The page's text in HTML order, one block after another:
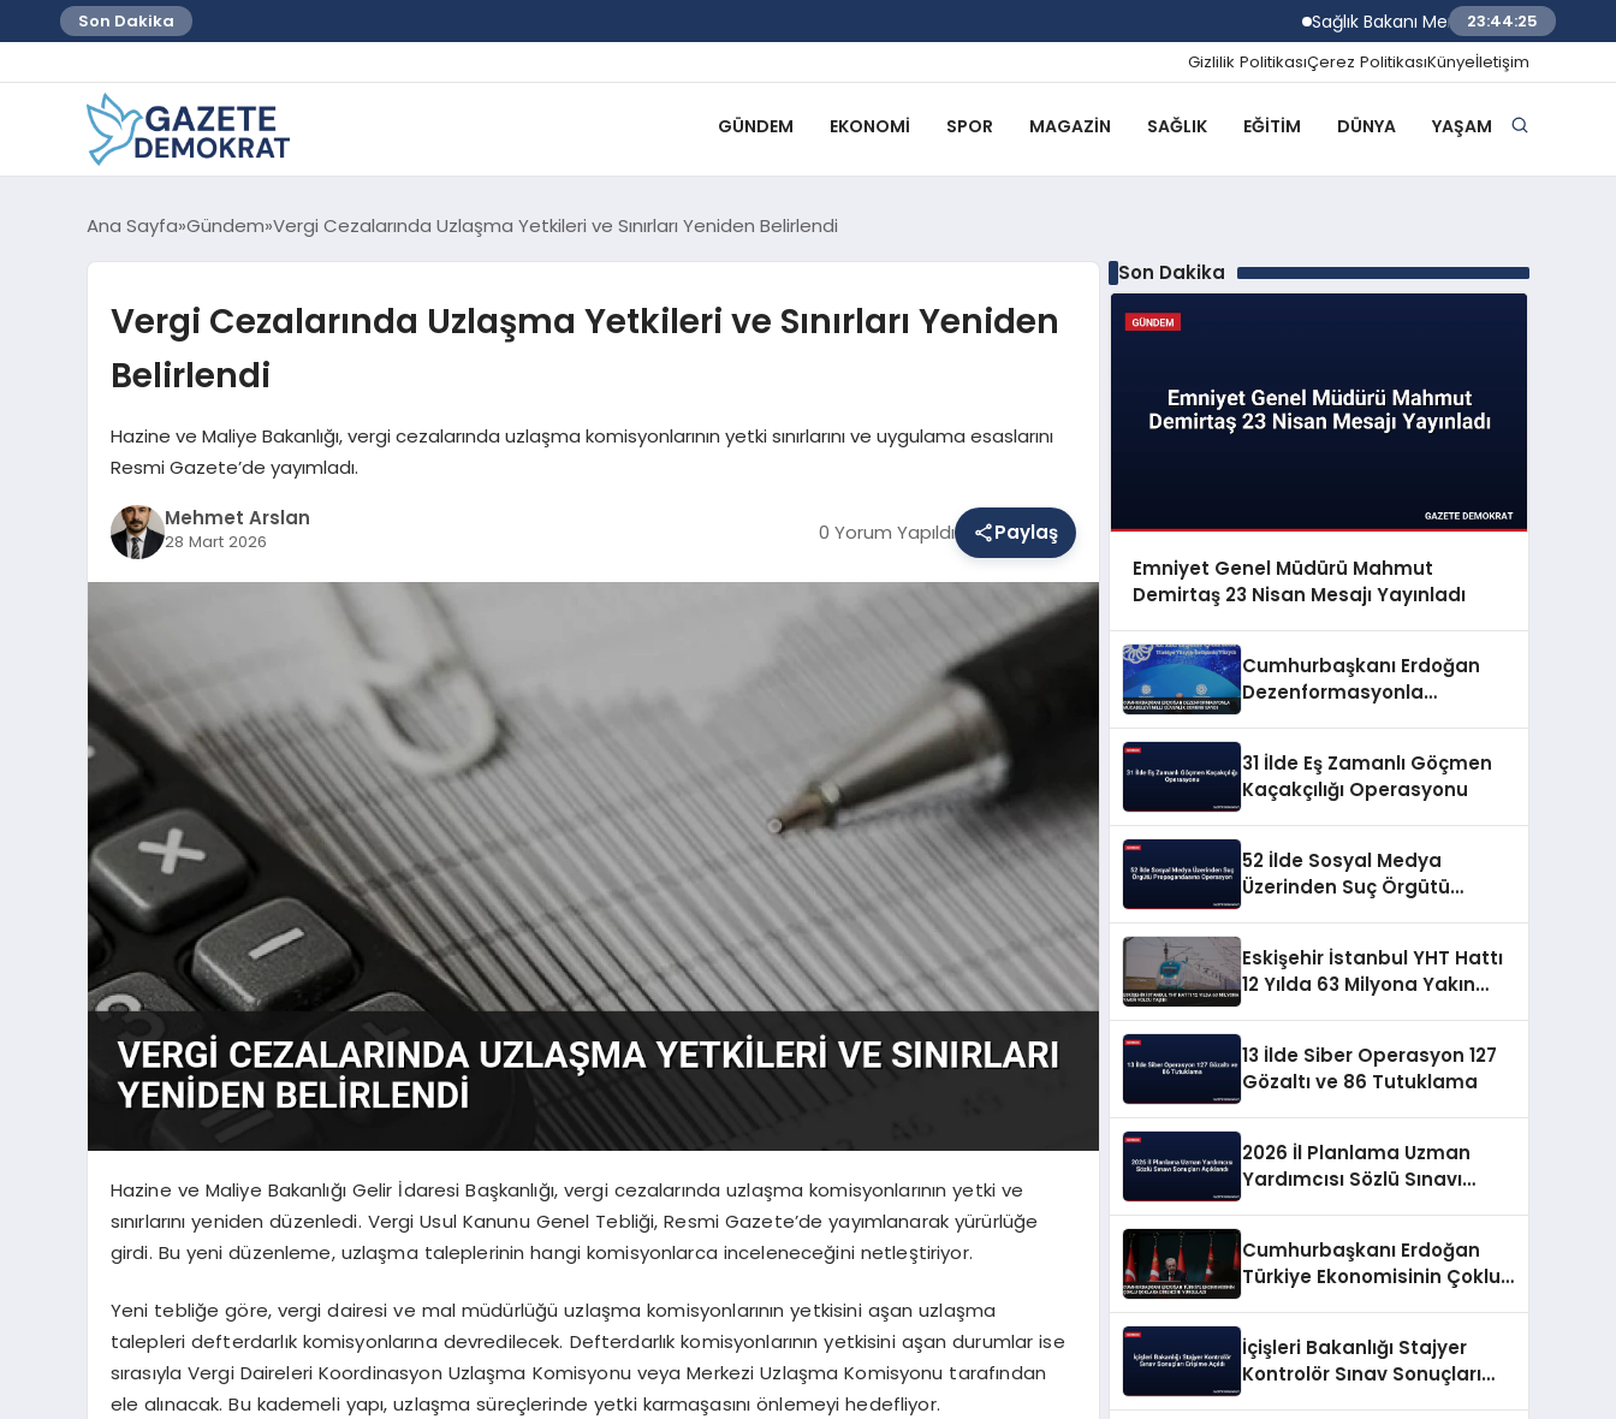
Son Dakika Sağlık Bakanı Memişoğlu İzmir Biyotıp
23:44:26
Gizlilik PolitikasıÇerez PolitikasıKünyeİletişim
GÜNDEM EKONOMI SPOR MAGAZIN SAĞLIK EĞITIM DÜNYA YAŞAM
Ana Sayfa Gündem Vergi Cezalarında Uzlaşma Yetkileri ve Sınırları Yeniden Belirlendi
Vergi Cezalarında Uzlaşma Yetkileri ve Sınırları Yeniden
Belirlendi
Hazine ve Maliye Bakanlığı, vergi cezalarında uzlaşma komisyonlarının yetki sınırlarını ve uygulama esaslarını
Resmi Gazete’de yayımladı.
Mehmet Arslan
28 Mart 2026 0 Yorum Yapıldı Paylaş
Hazine ve Maliye Bakanlığı Gelir İdaresi Başkanlığı, vergi cezalarında uzlaşma komisyonlarının yetki ve
sınırlarını yeniden düzenledi. Vergi Usul Kanunu Genel Tebliği, Resmi Gazete’de yayımlanarak yürürlüğe
girdi. Bu yeni düzenleme, uzlaşma taleplerinin hangi komisyonlarca inceleneceğini netleştiriyor.
Yeni tebliğe göre, vergi dairesi ve mal müdürlüğü uzlaşma komisyonlarının yetkisini aşan uzlaşma
talepleri defterdarlık komisyonlarına devredilecek. Defterdarlık komisyonlarının yetkisini aşan durumlar ise
sırasıyla Vergi Daireleri Koordinasyon Uzlaşma Komisyonu veya Merkezi Uzlaşma Komisyonu tarafından
ele alınacak. Bu kademeli yapı, uzlaşma süreçlerinde yetki karmaşasını önlemeyi hedefliyor.
Son Dakika
Emniyet Genel Müdürü Mahmut
Demirtaş 23 Nisan Mesajı Yayınladı
Cumhurbaşkanı Erdoğan
Dezenformasyonla
31 İlde Eş Zamanlı Göçmen
Kaçakçılığı Operasyonu
52 İlde Sosyal Medya
Üzerinden Suç Örgütü
Eskişehir İstanbul YHT Hattı
12 Yılda 63 Milyona Yakın
13 İlde Siber Operasyon 127
Gözaltı ve 86 Tutuklama
2026 İl Planlama Uzman
Yardımcısı Sözlü Sınavı
Cumhurbaşkanı Erdoğan
Türkiye Ekonomisinin Çoklu
İçişleri Bakanlığı Stajyer
Kontrolör Sınav Sonuçları